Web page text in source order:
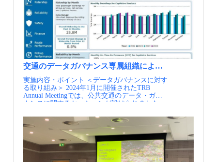
交通のデータガバナンス専属組織による都市交通経営
実施内容・ポイント ＜データガバナンスに対す
る取り組み＞ 2024年1月に開催されたTRB
Annual Meetingでは、公共交通のデータ・ガバ
ナンスに関するセッションが設けられました。
データサイエンティストを新規に採用している
ことが報告され、データガバナンスの担当課長
が一同に介し、データを用いた交通経営のあり
方が活発に議論されていました。47交通事業者
の担当者間で、定期的にデータガバナンスにつ
いての意見交換もされています。 アトランタの